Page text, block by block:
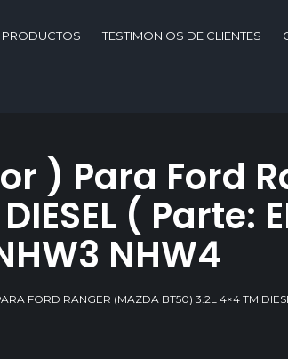
PRODUCTOS TESTIMONIOS DE CLIENTES
) Para Ford
( Parte:
NHW4
FORD RANGER (MAZDA BT50) 3.2L 4×4 TM